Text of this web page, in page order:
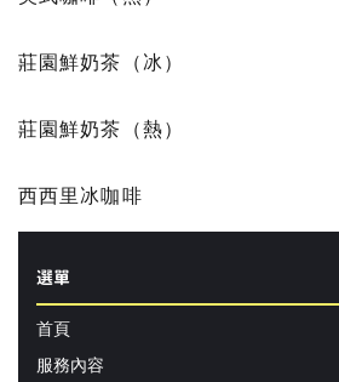
莊園鮮奶茶（冰）
莊園鮮奶茶（熱）
西西里冰咖啡
選單
首頁
服務內容